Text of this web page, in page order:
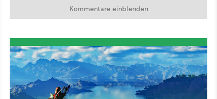
Kommentare einblenden